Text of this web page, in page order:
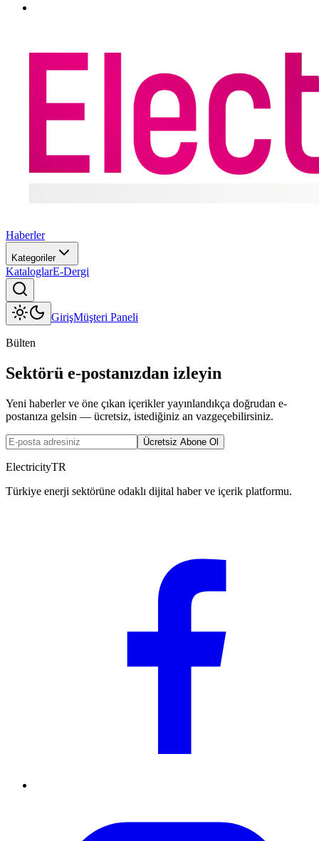
Haberler
Kategoriler
KataloglarE-Dergi
GirişMüşteri Paneli
Bülten
Sektörü e-postanızdan izleyin
Yeni haberler ve öne çıkan içerikler yayınlandıkça doğrudan e-
postanıza gelsin — ücretsiz, istediğiniz an vazgeçebilirsiniz.
Ücretsiz Abone Ol
ElectricityTR
Türkiye enerji sektörüne odaklı dijital haber ve içerik platformu.